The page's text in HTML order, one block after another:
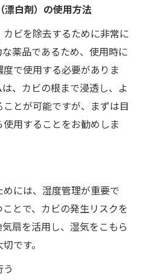
漂白剤）の使用方法
ビを除去するために非常に
薬品であるため、使用時に
で使用する必要がありま
、カビの根まで浸透し、よ
とが可能ですが、まずは目
用することをお勧めしま
には、湿度管理が重要で
とで、カビの発生リスクを
扇を活用し、湿気をこもら
です。